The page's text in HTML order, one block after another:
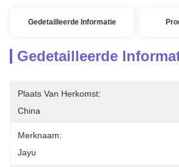
Gedetailleerde Informatie
Gedetailleerde
Plaats Van Herkomst:
China
Merknaam:
Jayu